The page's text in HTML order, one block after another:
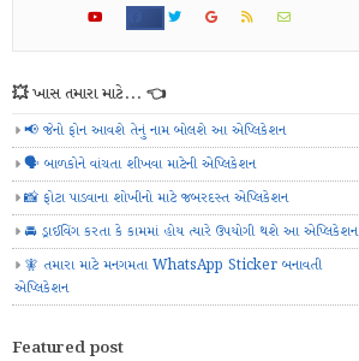
💥 ખાસ તમારા માટે... 👈
📢 જેનો ફોન આવશે તેનું નામ બોલશે આ એપ્લિકેશન
🗣️ બાળકોને વાંચતા શીખવા માટેની એપ્લિકેશન
📸 ફોટા પાડવાના શોખીનો માટે જબરદસ્ત એપ્લિકેશન
🚘 ડ્રાઈવિંગ કરતા કે કામમાં હોય ત્યારે ઉપયોગી થશે આ એપ્લિકેશન
🧚 તમારા માટે મનગમતા WhatsApp Sticker બનાવતી
એપ્લિકેશન
Featured post